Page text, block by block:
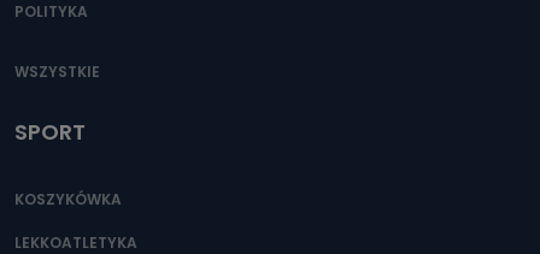
które zostały zebrane ze źródeł publicznie dostępnych, w
danych osobowych są pracownicy i współpracownicy
oraz partnerzy wspomagający administratora w jego
Jak skontaktować się z inspektorem
POLITYKA
WSZYSTKIE
SPORT
KOSZYKÓWKA
LEKKOATLETYKA